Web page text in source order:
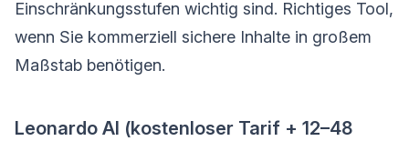
Einschränkungsstufen wichtig sind. Richtiges Tool,
wenn Sie kommerziell sichere Inhalte in großem
Maßstab benötigen.
Leonardo AI (kostenloser Tarif + 12–48